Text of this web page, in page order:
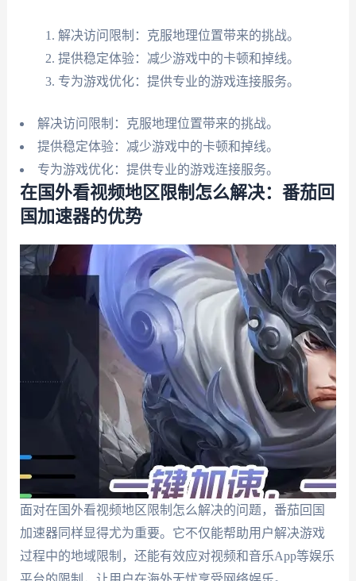
解决访问限制：克服地理位置带来的挑战。
提供稳定体验：减少游戏中的卡顿和掉线。
专为游戏优化：提供专业的游戏连接服务。
解决访问限制：克服地理位置带来的挑战。
提供稳定体验：减少游戏中的卡顿和掉线。
专为游戏优化：提供专业的游戏连接服务。
在国外看视频地区限制怎么解决：番茄回
国加速器的优势
面对在国外看视频地区限制怎么解决的问题，番茄回国
加速器同样显得尤为重要。它不仅能帮助用户解决游戏
过程中的地域限制，还能有效应对视频和音乐App等娱乐